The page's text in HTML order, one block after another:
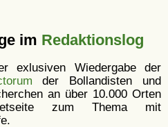
im Redaktionslog
exlusiven Wiedergabe der
der Bollandisten und
an über 10.000 Orten
zum Thema mit